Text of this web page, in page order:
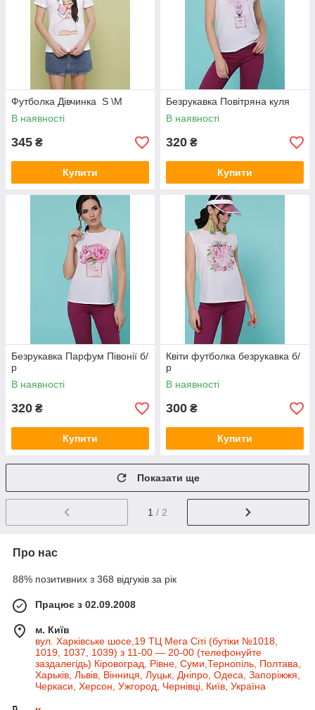
Футболка Дівчинка S \M
В наявності
345 ₴
Купити
Безрукавка Повітряна куля
В наявності
320 ₴
Купити
Безрукавка Парфум Півонії б/
р
В наявності
320 ₴
Купити
Квіти футболка безрукавка б/
р
В наявності
300 ₴
Купити
Показати ще
1 / 2
Про нас
88% позитивних з 368 відгуків за рік
Працює з 02.09.2008
м. Київ
вул. Харківське шосе,19 ТЦ Мега Сіті (бутіки №1018,
1019, 1037, 1039) з 11-00 — 20-00 (телефонуйте
заздалегідь) Кіровоград, Рівне, Суми,Тернопіль, Полтава,
Харьків, Львів, Вінниця, Луцьк, Дніпро, Одеса, Запоріжжя,
Черкаси, Херсон, Ужгород, Чернівці, Київ, Україна